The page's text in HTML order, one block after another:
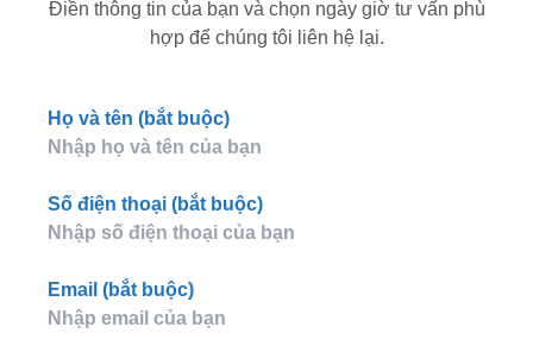
Điền thông tin của bạn và chọn ngày giờ tư vấn phù
hợp để chúng tôi liên hệ lại.
Họ và tên (bắt buộc)
Số điện thoại (bắt buộc)
Email (bắt buộc)